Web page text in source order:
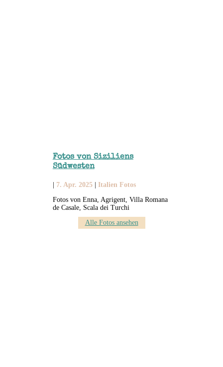
Fotos von Siziliens
Südwesten
7. Apr. 2025
Italien Fotos
Fotos von Enna, Agrigent, Villa Romana
de Casale, Scala dei Turchi
Alle Fotos ansehen